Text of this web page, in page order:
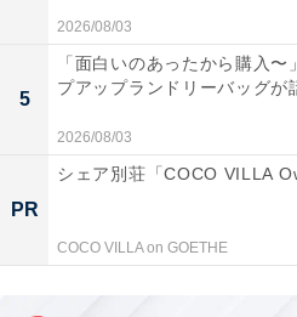
2026/08/03
5
「面白いのあったから購入〜
プアップランドリーバッグが
2026/08/03
PR
シェア別荘「COCO VILLA
COCO VILLA on GOETHE